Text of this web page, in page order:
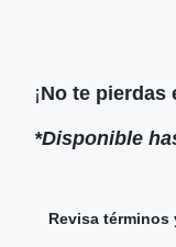
¡No te pierdas
*Disponible
Revisa